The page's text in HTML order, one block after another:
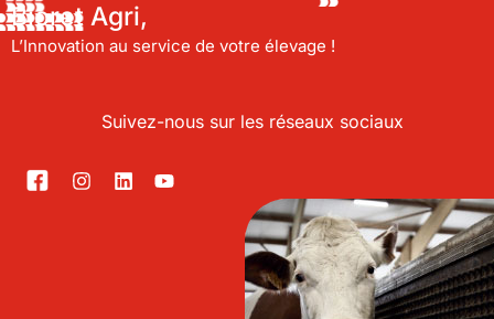
Bioret Agri,
L’Innovation au service de votre élevage !
Suivez-nous sur les réseaux sociaux